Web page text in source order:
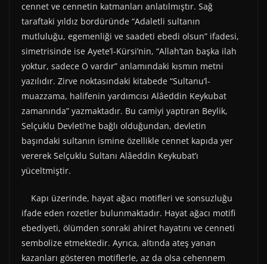
cennet ve cennetin katmanları anlatılmıştır. Sağ
taraftaki yıldız bordüründe “Adaletli sultanın
mutluluğu, egemenliği ve saadeti ebedi olsun” ifadesi,
simetrisinde ise Ayete’l-Kürsi’nin, “Allah’tan başka ilah
yoktur, sadece O vardır” anlamındaki kısmın metni
yazılıdır. Zirve noktasındaki kitabede “Sultanu’l-
muazzama, halifenin yardımcısı Alâeddin Keykubat
zamanında” yazmaktadır. Bu camiyi yaptıran Beylik,
Selçuklu Devleti’ne bağlı olduğundan, devletin
başındaki sultanın ismine özellikle cennet kapıda yer
vererek Selçuklu Sultanı Alâeddin Keykubat’ı
yüceltmiştir.
Kapı üzerinde, hayat ağacı motifleri ve sonsuzluğu
ifade eden rozetler bulunmaktadır. Hayat ağacı motifi
ebediyeti, ölümden sonraki ahiret hayatını ve cenneti
sembolize etmektedir. Ayrıca, altında ateş yanan
kazanları gösteren motiflerle, az da olsa cehennem